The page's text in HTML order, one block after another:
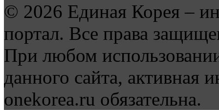
© 2026 Единая Корея –
портал. Все права
При любом
данного сайта, активная
onekorea.ru обязательна.